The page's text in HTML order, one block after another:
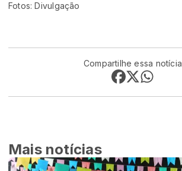
Fotos: Divulgação
Compartilhe essa notícia
Mais notícias